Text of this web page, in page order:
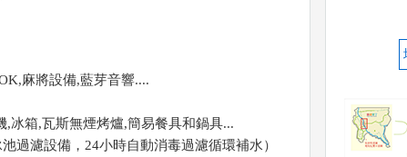
麻將設備,藍芽音響....
冰箱,瓦斯無煙烤爐,簡易餐具和鍋具...
過濾設備，24小時自動消毒過濾循環補水）